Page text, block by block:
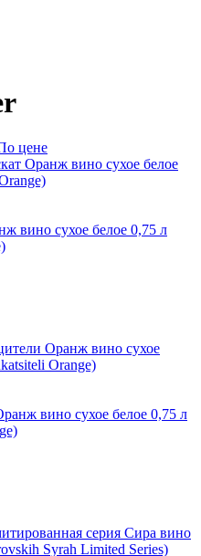
цене
вино сухое белое 0,75 л
вино сухое белое 0,75 л